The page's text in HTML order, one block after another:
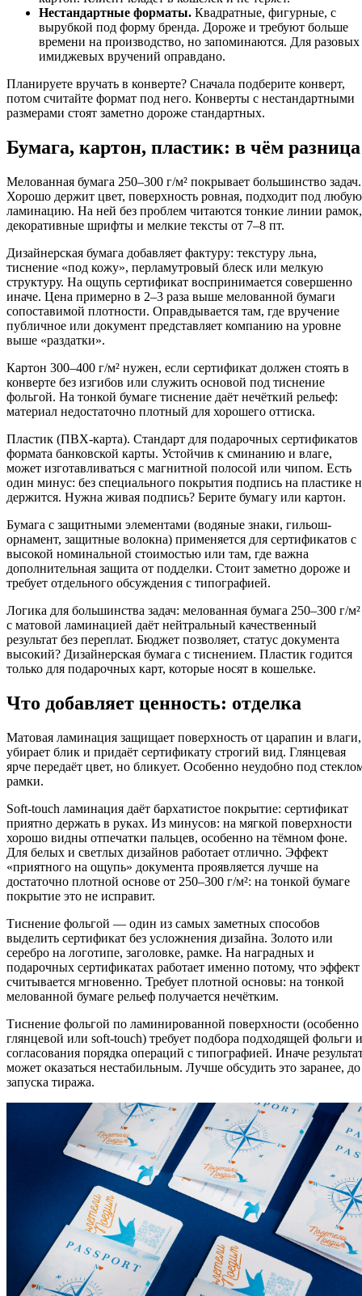
Нестандартные форматы. Квадратные, фигурные, с
вырубкой под форму бренда. Дороже и требуют больше
времени на производство, но запоминаются. Для разовых
имиджевых вручений оправдано.
Планируете вручать в конверте? Сначала подберите конверт,
потом считайте формат под него. Конверты с нестандартными
размерами стоят заметно дороже стандартных.
Бумага, картон, пластик: в чём разница
Мелованная бумага 250–300 г/м² покрывает большинство задач.
Хорошо держит цвет, поверхность ровная, подходит под любую
ламинацию. На ней без проблем читаются тонкие линии рамок,
декоративные шрифты и мелкие тексты от 7–8 пт.
Дизайнерская бумага добавляет фактуру: текстуру льна,
тиснение «под кожу», перламутровый блеск или мелкую
структуру. На ощупь сертификат воспринимается совершенно
иначе. Цена примерно в 2–3 раза выше мелованной бумаги
сопоставимой плотности. Оправдывается там, где вручение
публичное или документ представляет компанию на уровне
выше «раздатки».
Картон 300–400 г/м² нужен, если сертификат должен стоять в
конверте без изгибов или служить основой под тиснение
фольгой. На тонкой бумаге тиснение даёт нечёткий рельеф:
материал недостаточно плотный для хорошего оттиска.
Пластик (ПВХ-карта). Стандарт для подарочных сертификатов
формата банковской карты. Устойчив к сминанию и влаге,
может изготавливаться с магнитной полосой или чипом. Есть
один минус: без специального покрытия подпись на пластике
держится. Нужна живая подпись? Берите бумагу или картон.
Бумага с защитными элементами (водяные знаки, гильош-
орнамент, защитные волокна) применяется для сертификатов с
высокой номинальной стоимостью или там, где важна
дополнительная защита от подделки. Стоит заметно дороже и
требует отдельного обсуждения с типографией.
Логика для большинства задач: мелованная бумага 250–300 г/м²
с матовой ламинацией даёт нейтральный качественный
результат без переплат. Бюджет позволяет, статус документа
высокий? Дизайнерская бумага с тиснением. Пластик годится
только для подарочных карт, которые носят в кошельке.
Что добавляет ценность: отделка
Матовая ламинация защищает поверхность от царапин и влаги,
убирает блик и придаёт сертификату строгий вид. Глянцевая
ярче передаёт цвет, но бликует. Особенно неудобно под
рамки.
Soft-touch ламинация даёт бархатистое покрытие: сертификат
приятно держать в руках. Из минусов: на мягкой поверхности
хорошо видны отпечатки пальцев, особенно на тёмном фоне.
Для белых и светлых дизайнов работает отлично. Эффект
«приятного на ощупь» документа проявляется лучше на
достаточно плотной основе от 250–300 г/м²: на тонкой бумаге
покрытие это не исправит.
Тиснение фольгой — один из самых заметных способов
выделить сертификат без усложнения дизайна. Золото или
серебро на логотипе, заголовке, рамке. На наградных и
подарочных сертификатах работает именно потому, что эффект
считывается мгновенно. Требует плотной основы: на тонкой
мелованной бумаге рельеф получается нечётким.
Тиснение фольгой по ламинированной поверхности (особенно
глянцевой или soft-touch) требует подбора подходящей фольги и
согласования порядка операций с типографией. Иначе
может оказаться нестабильным. Лучше обсудить это заранее, до
запуска тиража.